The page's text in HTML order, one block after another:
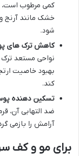
کمی مرطوب است،
خشک مانند آرنج
شود.
کاهش ترک های
نواحی مستعد ترک
بهبود خاصیت
کند.
تسکین دهنده
ضد التهابی آن،
آرامش را بازمی
برای مو و کف